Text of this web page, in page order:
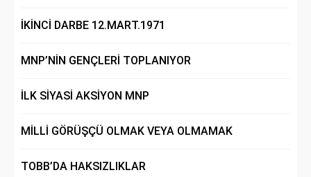
İKİNCİ DARBE 12.MART.1971
MNP’NİN GENÇLERİ TOPLANIYOR
İLK SİYASİ AKSİYON MNP
MİLLİ GÖRÜŞÇÜ OLMAK VEYA OLMAMAK
TOBB’DA HAKSIZLIKLAR